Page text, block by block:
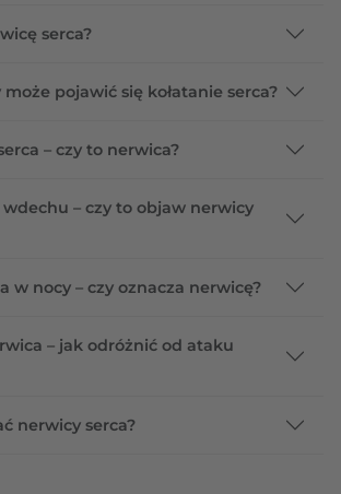
serca?
pojawić się kołatanie serca?
– czy to nerwica?
wdechu – czy to objaw nerwicy
w nocy – czy oznacza nerwicę?
– jak odróżnić od ataku
nerwicy serca?